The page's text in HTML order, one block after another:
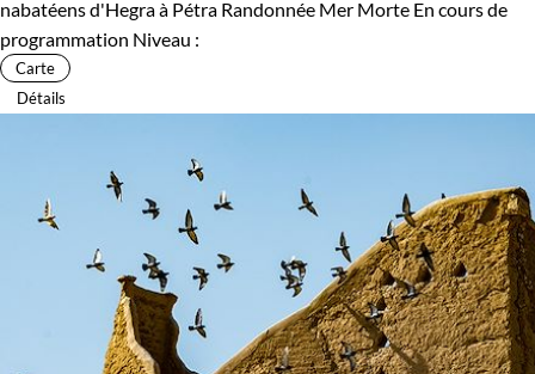
nabatéens d'Hegra à Pétra Randonnée Mer Morte En cours de
programmation Niveau :
Carte
Détails